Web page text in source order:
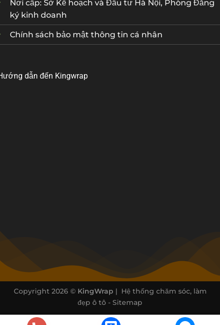
Nơi cấp: Sở Kế hoạch và Đầu tư Hà Nội, Phòng Đăng
ký kinh doanh
Chính sách bảo mật thông tin cá nhân
dẫn đến Kingwrap
Copyright 2026 © KingWrap | Hệ thống chăm sóc, làm
đẹp ô tô - Sitemap